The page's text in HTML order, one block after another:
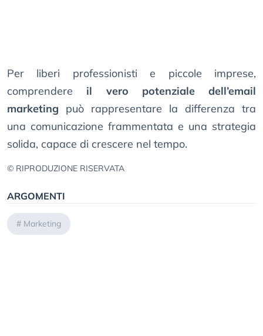
Per liberi professionisti e piccole imprese,
comprendere il
vero potenziale dell’email
marketing può rappresentare la differenza tra
una comunicazione frammentata e una strategia
solida, capace di crescere nel tempo.
© RIPRODUZIONE RISERVATA
ARGOMENTI
# Marketing